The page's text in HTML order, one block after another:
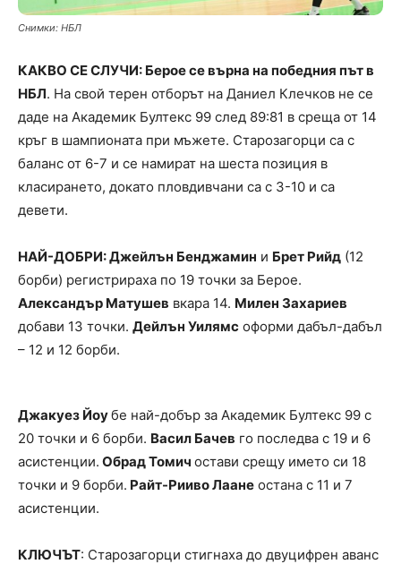
Снимки: НБЛ
КАКВО СЕ СЛУЧИ: Берое се върна на победния път в
НБЛ. На свой терен отборът на Даниел Клечков не се
даде на Академик Бултекс 99 след 89:81 в среща от 14
кръг в шампионата при мъжете. Старозагорци са с
баланс от 6-7 и се намират на шеста позиция в
класирането, докато пловдивчани са с 3-10 и са
девети.
НАЙ-ДОБРИ: Джейлън Бенджамин и Брет Рийд (12
борби) регистрираха по 19 точки за Берое.
Александър Матушев вкара 14. Милен Захариев
добави 13 точки. Дейлън Уилямс оформи дабъл-дабъл
– 12 и 12 борби.
Джакуез Йоубе най-добър за Академик Бултекс 99 с
20 точки и 6 борби. Васил Бачев го последва с 19 и 6
асистенции. Обрад Томич остави срещу името си 18
точки и 9 борби. Райт-Рииво Лаане остана с 11 и 7
асистенции.
КЛЮЧЪТ: Старозагорци стигнаха до двуцифрен аванс